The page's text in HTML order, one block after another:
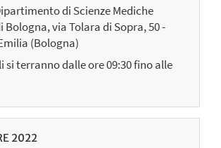
di Scienze Mediche
Bologna, via Tolara di Sopra, 50 -
(Bologna)
si terranno dalle ore 09:30 fino alle
2022